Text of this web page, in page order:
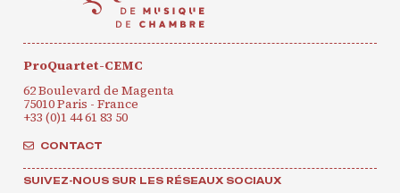
ProQuartet-CEMC
62 Boulevard de Magenta
75010 Paris - France
+33 (0)1 44 61 83 50
CONTACT
SUIVEZ-NOUS SUR LES RÉSEAUX SOCIAUX